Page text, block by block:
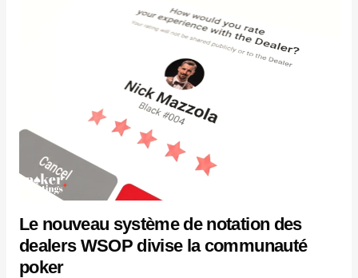
Le nouveau système de notation des
dealers WSOP divise la communauté
poker